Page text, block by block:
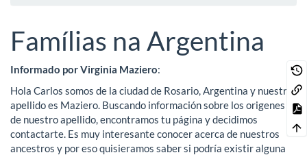
Famílias na Argentina
Informado por Virginia Maziero:
Hola Carlos somos de la ciudad de Rosario, Argentina y nuestro
apellido es Maziero. Buscando información sobre los origenes
de nuestro apellido, encontramos tu página y decidimos
contactarte. Es muy interesante conocer acerca de nuestros
ancestros y por eso quisieramos saber si podría existir alguna